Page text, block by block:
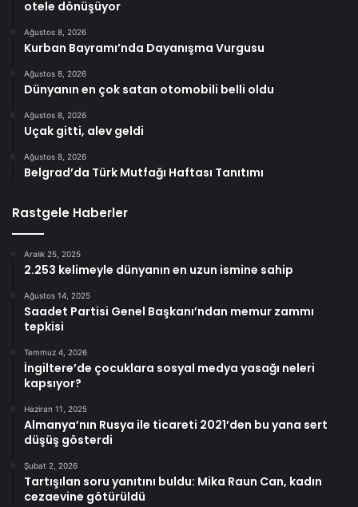
otele dönüşüyor
Ağustos 8, 2026
Kurban Bayramı’nda Dayanışma Vurgusu
Ağustos 8, 2026
Dünyanın en çok satan otomobili belli oldu
Ağustos 8, 2026
Uçak gitti, alev geldi
Ağustos 8, 2026
Belgrad’da Türk Mutfağı Haftası Tanıtımı
Rastgele Haberler
Aralık 25, 2025
2.253 kelimeyle dünyanın en uzun ismine sahip
Ağustos 14, 2025
Saadet Partisi Genel Başkanı’ndan memur zammı
tepkisi
Temmuz 4, 2026
İngiltere’de çocuklara sosyal medya yasağı neleri
kapsıyor?
Haziran 11, 2025
Almanya’nın Rusya ile ticareti 2021’den bu yana sert
düşüş gösterdi
Şubat 2, 2026
Tartışılan soru yanıtını buldu: Mika Raun Can, kadın
cezaevine götürüldü